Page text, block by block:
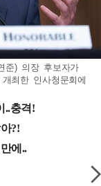
준) 의장 후보자가
최한 인사청문회에